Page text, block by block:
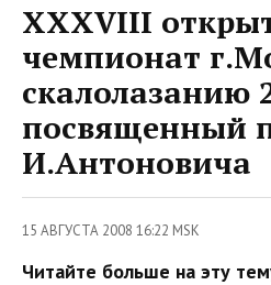
XXXVIII
чемпионат
скалолазанию
посвященный
И.Антоновича
15 АВГУСТА 2008 16:22 MSK
Читайте больше на эту